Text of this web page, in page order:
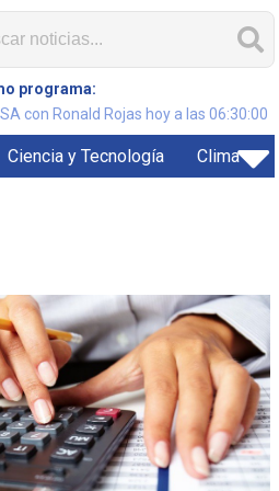
programa:
con Ronald Rojas hoy a las 06:30:00
Ciencia y Tecnología Clima